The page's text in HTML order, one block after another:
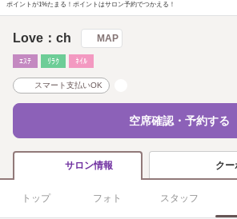
ポイントが1%たまる！ ポイントはサロン予約でつかえる！
Love：ch MAP
ｴｽﾃ ﾘﾗｸ ﾈｲﾙ
スマート支払いOK
空席確認・予約する
サロン情報 ク
トップ フォト スタッフ